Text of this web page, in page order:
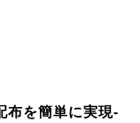
布を簡単に実現-